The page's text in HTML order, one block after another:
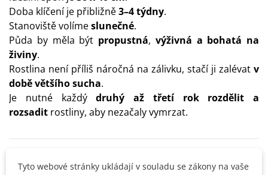
Doba klíčení je přibližně3–4 týdny.
Stanoviště volímeslunečné.
Půda by měla být propustná, výživná a bohatá na
živiny.
Rostlina není příliš náročná na zálivku, stačí ji zalévat v
době většího sucha.
Je nutné každýdruhý až třetí rok rozdělit a
rozsadit rostliny, aby nezačaly vymrzat.
Tyto webové stránky ukládají v souladu se zákony na vaše